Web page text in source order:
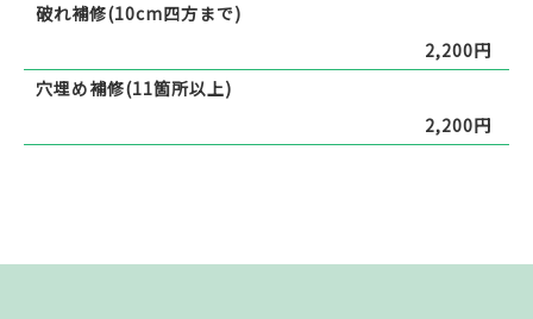
破れ補修(10cm四方まで)
2,200円
穴埋め補修(11箇所以上)
2,200円